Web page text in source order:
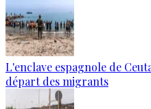
L'enclave espagnole de
départ des migrants